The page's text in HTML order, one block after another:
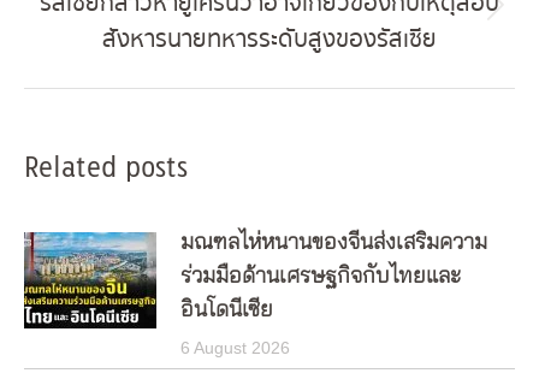
post:
สังหารนายทหารระดับสูงของรัสเซีย
Related posts
มณฑลไห่หนานของจีนส่งเสริมความ
ร่วมมือด้านเศรษฐกิจกับไทยและ
อินโดนีเซีย
6 August 2026